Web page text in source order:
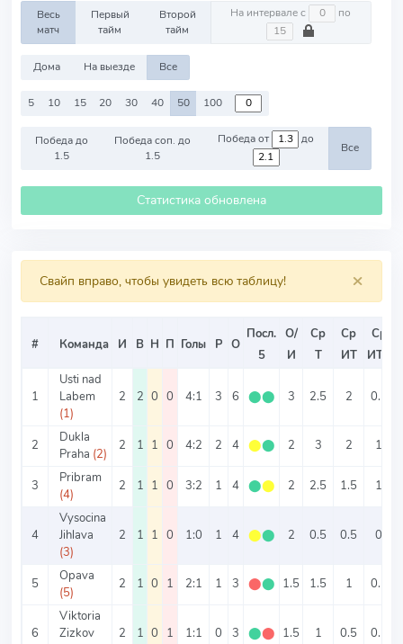
Весь
матч
Первый
тайм
Второй
тайм
На интервале с по
Дома На выезде Все
5 10 15 20 30 40 50 100
Победа до
1.5
Победа соп. до
1.5
Победа от до
Все
Статистика обновлена
×
Свайп вправо, чтобы увидеть всю таблицу!
# Команда И В Н П Голы Р О
Посл.
5
О/
И
Ср
Т
Ср
ИТ
Ср
ИТ2
1
Usti nad
Labem
(1)
2 2 0 0 4:1 3 6 ⬤⬤ 3 2.5 2 0.5
2
Dukla
Praha (2)
2 1 1 0 4:2 2 4 ⬤⬤ 2 3 2 1
3
Pribram
(4)
2 1 1 0 3:2 1 4 ⬤⬤ 2 2.5 1.5 1
4
Vysocina
Jihlava
(3)
2 1 1 0 1:0 1 4 ⬤⬤ 2 0.5 0.5 0
5
Opava
(5)
2 1 0 1 2:1 1 3 ⬤⬤ 1.5 1.5 1 0.5
6
Viktoria
Zizkov
2 1 0 1 1:1 0 3 ⬤⬤ 1.5 1 0.5 0.5